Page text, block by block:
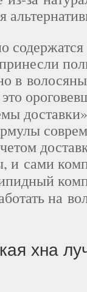
в
это
и сами
на
хна